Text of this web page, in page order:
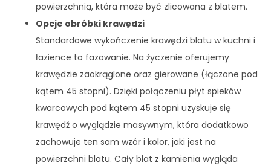
powierzchnią, która może być zlicowana z blatem.
Opcje obróbki krawędzi
Standardowe wykończenie krawędzi blatu w kuchni i
łazience to fazowanie. Na życzenie oferujemy
krawędzie zaokrąglone oraz gierowane (łączone pod
kątem 45 stopni). Dzięki połączeniu płyt spieków
kwarcowych pod kątem 45 stopni uzyskuje się
krawędź o wyglądzie masywnym, która dodatkowo
zachowuje ten sam wzór i kolor, jaki jest na
powierzchni blatu. Cały blat z kamienia wygląda